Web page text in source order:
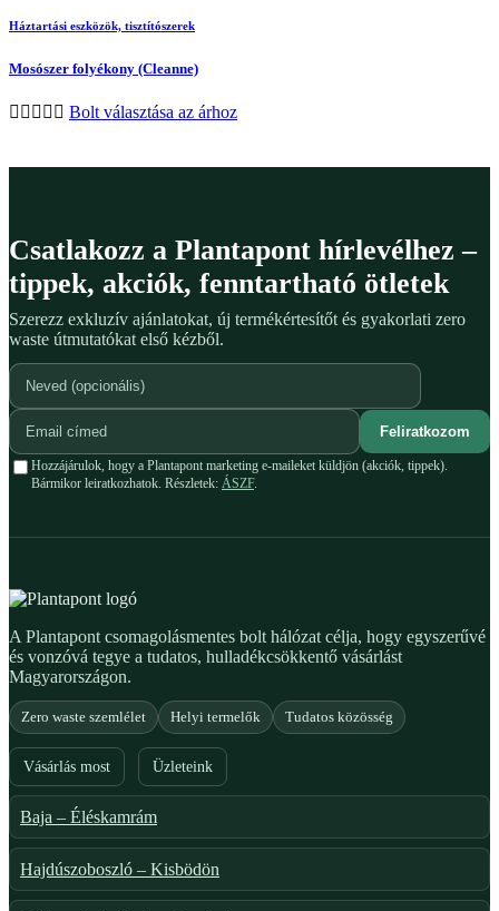
Háztartási eszközök, tisztítószerek
Mosószer folyékony (Cleanne)
Bolt választása az árhoz
Csatlakozz a Plantapont hírlevélhez –
tippek, akciók, fenntartható ötletek
Szerezz exkluzív ajánlatokat, új termékértesítőt és gyakorlati zero
waste útmutatókat első kézből.
Feliratkozom
Hozzájárulok, hogy a Plantapont marketing e-maileket küldjön (akciók, tippek).
Bármikor leiratkozhatok. Részletek: ÁSZF.
A Plantapont csomagolásmentes bolt hálózat célja, hogy egyszerűvé
és vonzóvá tegye a tudatos, hulladékcsökkentő vásárlást
Magyarországon.
Zero waste szemlélet Helyi termelők Tudatos közösség
Vásárlás most Üzleteink
Baja – Éléskamrám
Hajdúszoboszló – Kisbödön